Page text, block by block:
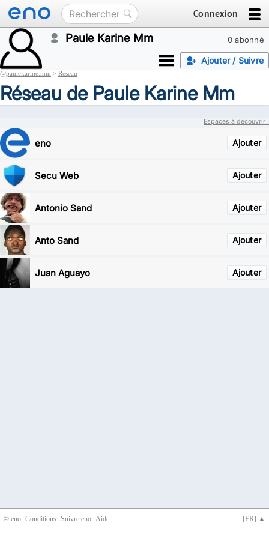
Connexion
0 abonné
Paule Karine Mm
Ajouter / Suivre
@paulekarine.mm > Réseau
Réseau de Paule Karine Mm
Espaces à découvrir :
Ajouter
eno
Ajouter
Secu Web
Ajouter
Antonio Sand
Ajouter
Anto Sand
Ajouter
Juan Aguayo
© eno [FR] ▲
Conditions Suivre eno Aide